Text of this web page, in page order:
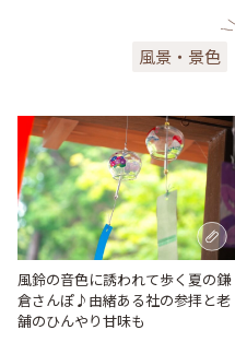
風景・景色
風鈴の音色に誘われて歩く夏の鎌
倉さんぽ♪由緒ある社の参拝と老
舗のひんやり甘味も